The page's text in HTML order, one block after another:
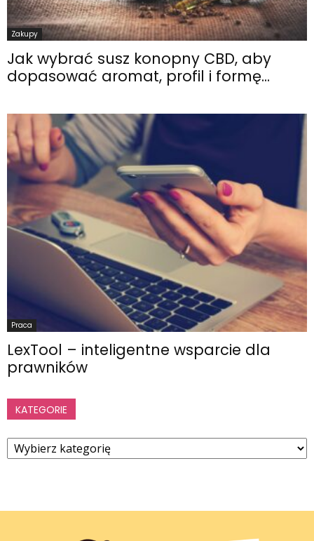
Zakupy
Jak wybrać susz konopny CBD, aby
dopasować aromat, profil i formę...
Praca
LexTool – inteligentne wsparcie dla
prawników
KATEGORIE
Kategorie